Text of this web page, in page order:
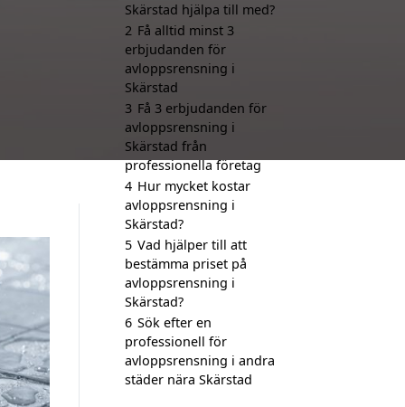
Skärstad hjälpa till med?
2 Få alltid minst 3
erbjudanden för
avloppsrensning i
Skärstad
3 Få 3 erbjudanden för
avloppsrensning i
Skärstad från
professionella företag
4 Hur mycket kostar
avloppsrensning i
Skärstad?
5 Vad hjälper till att
bestämma priset på
avloppsrensning i
Skärstad?
6 Sök efter en
professionell för
avloppsrensning i andra
städer nära Skärstad